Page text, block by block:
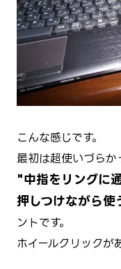
こんな感じです。
最初は超使いづらか
"中指をリングに
押しつけながら使
ントです。
ホイールクリックが